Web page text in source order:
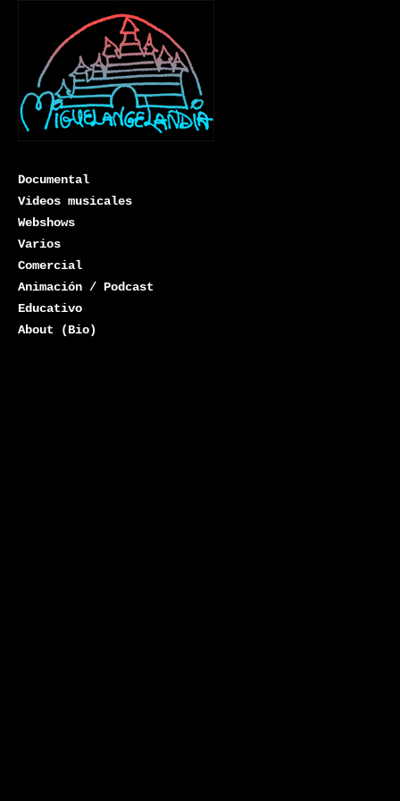
Miguelangelandia
Documental
Videos musicales
Webshows
Varios
Comercial
Animación / Podcast
Educativo
About (Bio)